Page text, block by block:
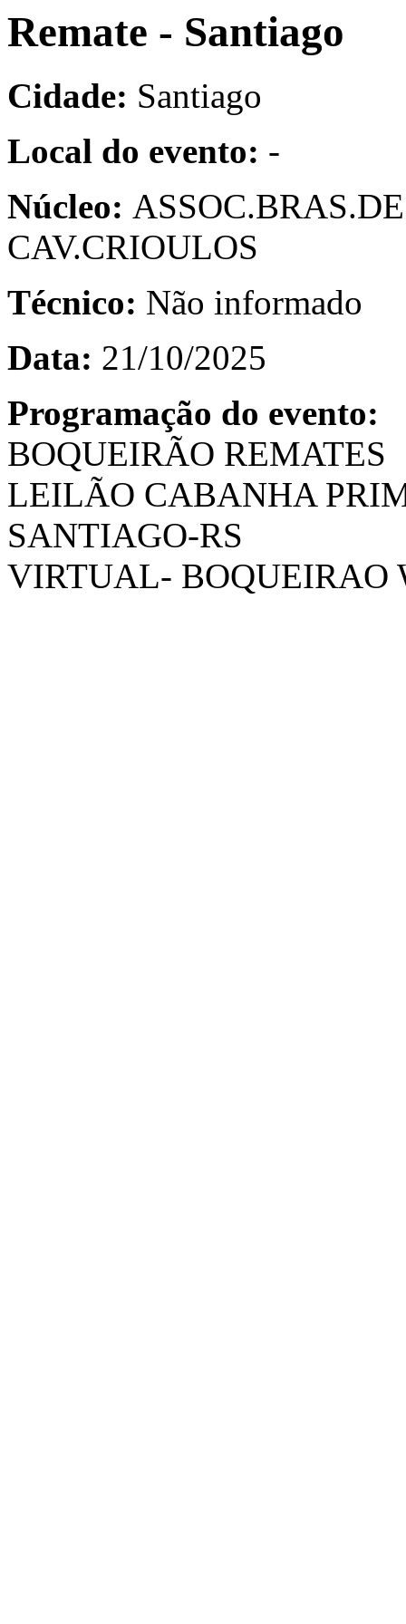
Remate - Santiago
Cidade: Santiago
Local do evento: -
Núcleo:
CAV.CRIOULOS
Técnico: Não informado
Data: 21/10/2025
Programação do evento:
BOQUEIRÃO REMATES
LEILÃO CABANHA
SANTIAGO-RS
VIRTUAL- BOQUEIRAO